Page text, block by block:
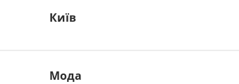
Київ
Мода